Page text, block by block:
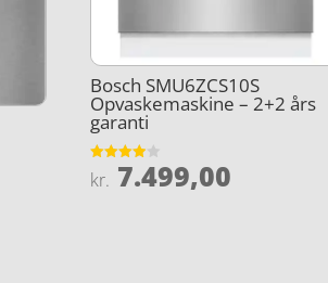
Bosch SMU6ZCS10S
Opvaskemaskine – 2+2 års
garanti
Vurderet
3.9
kr. 7.499,00